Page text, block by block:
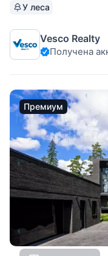
участке в строго
дизайнерская отделка
мрамора,
аксессуары
У леса
Vesco Realty
Получена
Премиум